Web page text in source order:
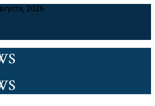
2026